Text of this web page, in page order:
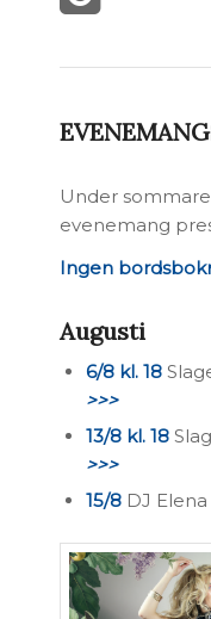
Under
evenemang
Ingen
Augusti
6/8 kl. 18
>>>
13/8 kl. 18
>>>
15/8 DJ Elena